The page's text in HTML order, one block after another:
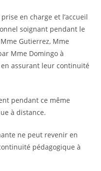
en charge et l’accueil
soignant pendant le
Gutierrez, Mme
Mme Domingo à
assurant leur continuité
pendant ce même
à distance.
ne peut revenir en
pédagogique à